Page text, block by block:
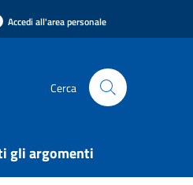
Accedi all'area personale
Cerca
gli argomenti